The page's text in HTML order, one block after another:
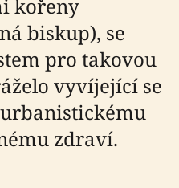
kořeny
biskup), se
pro takovou
vyvíjející se
zdraví.